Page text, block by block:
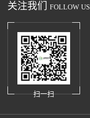
关注我们 FOLLOW US
扫一扫